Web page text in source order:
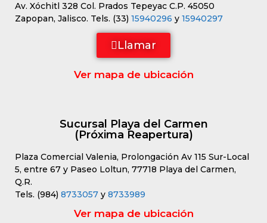
Av. Xóchitl 328 Col. Prados Tepeyac C.P. 45050
Zapopan, Jalisco. Tels. (33) 15940296 y 15940297
Llamar
Ver mapa de ubicación
Sucursal Playa del Carmen
(Próxima Reapertura)
Plaza Comercial Valenia, Prolongación Av 115 Sur-Local
5, entre 67 y Paseo Loltun, 77718 Playa del Carmen,
Q.R.
Tels. (984) 8733057 y 8733989
Ver mapa de ubicación